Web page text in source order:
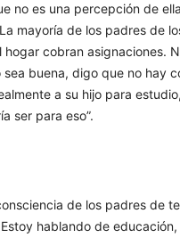
no es una percepción de
mayoría de los padres de
hogar cobran asignaciones.
sea buena, digo que no hay
a su hijo para
ser para eso”.
de los padres de
hablando de